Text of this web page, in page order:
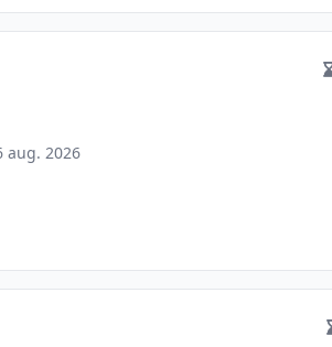
aug. 2026